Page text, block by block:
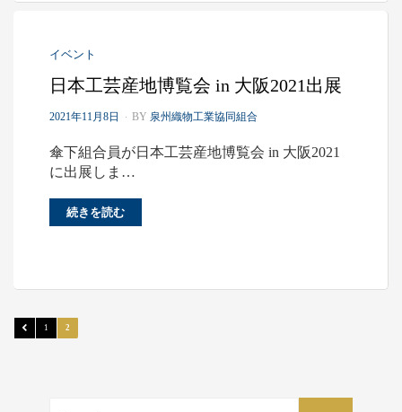
イベント
日本工芸産地博覧会 in 大阪2021出展
P
S
E
N
2021年11月8日 BY 泉州織物工業協同組合
傘下組合員が日本工芸産地博覧会 in 大阪2021
に出展しま…
続きを読む
の
ペ
ー
1
ペ
ー
2